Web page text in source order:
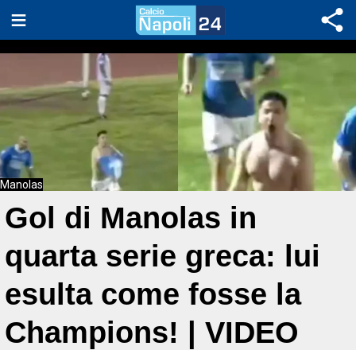
Manolas
Gol di Manolas in
quarta serie greca: lui
esulta come fosse la
Champions! | VIDEO